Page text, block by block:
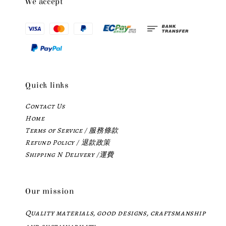
Quick links
Contact Us
Home
Terms of Service / 服務條款
Refund Policy / 退款政策
Shipping N Delivery /運費
Our mission
Quality materials, good designs, craftsmanship